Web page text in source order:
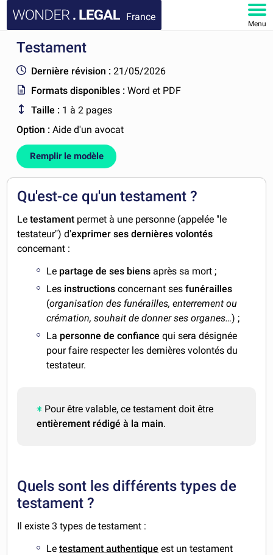
France
Menu
ACCUEIL
DOCUMENTS
FAQ
MON COMPTE
Testament
Dernière révision : 21/05/2026
Formats disponibles :Word et PDF
Taille : 1 à 2 pages
Option :Aide d'un avocat
Remplir le modèle
Qu'est-ce qu'un testament ?
Letestament permet à une personne (appelée "le
testateur") d'exprimer ses dernières volontés
concernant :
Le partage de ses biens après sa mort ;
Les instructionsconcernant sesfunérailles
(organisation des funérailles, enterrement ou
crémation, souhait de donner ses organes…) ;
La personne de confiancequi sera désignée
pour faire respecter les dernières volontés du
testateur.
Pour être valable, ce testament doit être
entièrement rédigé à la main.
Quels sont les différents types de
testament ?
Il existe 3 types de testament :
Letestament authentique est un testament